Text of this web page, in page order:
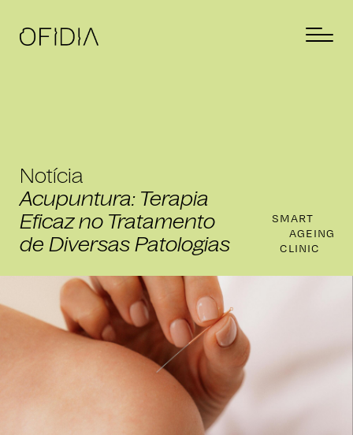
Notícia
Acupuntura: Terapia
Eficaz no Tratamento
de Diversas Patologias
SMART
AGEING
CLINIC